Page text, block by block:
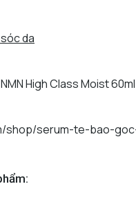
da
High Class Moist 60ml
shop/serum-te-bao-